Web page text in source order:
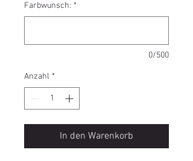
Farbwunsch: *
0/500
Anzahl *
In den Warenkorb